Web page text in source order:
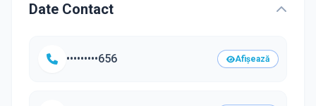
Date Contact
•••••••••656 Afișează